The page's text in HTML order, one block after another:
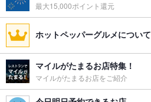
最大15,000ポイント還元
ホットペッパーグルメについて
マイルがたまるお店特集！
マイルがたまるお店をご紹介